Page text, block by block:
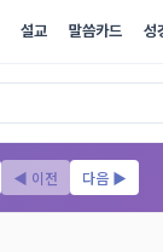
설교 말씀카드 성
◀ 이전 다음 ▶